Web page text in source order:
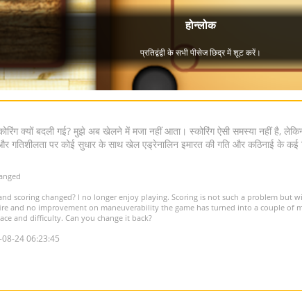
क्यों बदली गई? मुझे अब खेलने में मजा नहीं आता। स्कोरिंग ऐसी समस्या नहीं है,
गतिशीलता पर कोई सुधार के साथ खेल एड्रेनालिन इमारत की गति और कठिनाई के
scoring changed? I no longer enjoy playing. Scoring is not such a problem but
and no improvement on maneuverability the game has turned into a couple of
and difficulty. Can you change it back?
24 06:23:45